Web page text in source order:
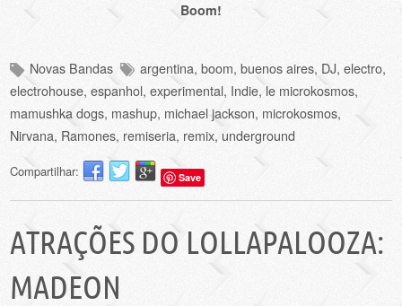
Boom!
Novas Bandas argentina,boom,buenos aires, DJ,electro,
electrohouse,espanhol,experimental, Indie, le microkosmos,
mamushka dogs, mashup, michael jackson, microkosmos,
Nirvana, Ramones, remiseria, remix, underground
Compartilhar: Save
ATRAÇÕES DO LOLLAPALOOZA:
MADEON